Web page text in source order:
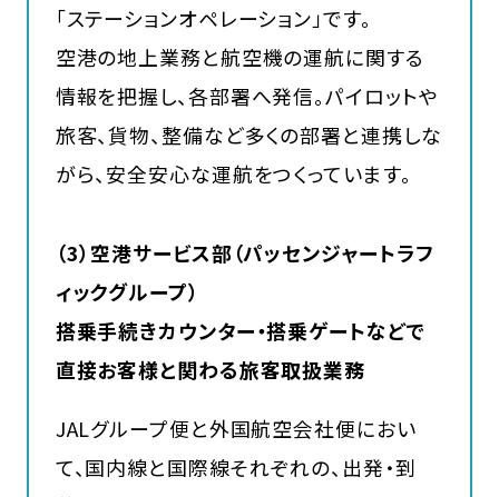
「ステーションオペレーション」です。
空港の地上業務と航空機の運航に関する
情報を把握し、各部署へ発信。パイロットや
旅客、貨物、整備など多くの部署と連携しな
がら、安全安心な運航をつくっています。
（3）空港サービス部（パッセンジャートラフ
ィックグループ）
搭乗手続きカウンター・搭乗ゲートなどで
直接お客様と関わる旅客取扱業務
JALグループ便と外国航空会社便におい
て、国内線と国際線それぞれの、出発・到